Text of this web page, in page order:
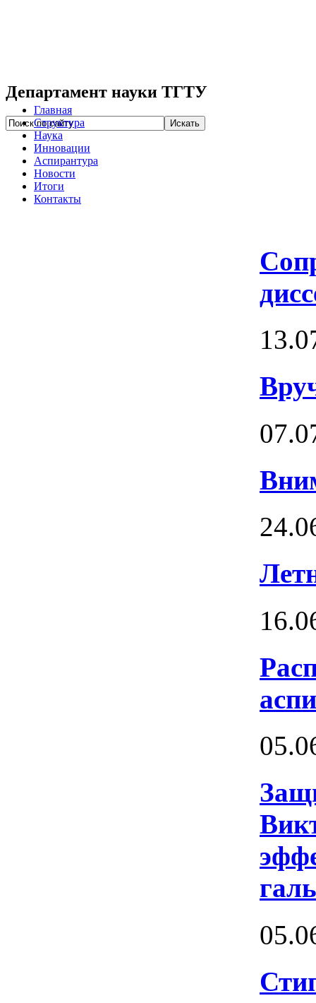
Департамент науки ТГТУ
Главная
Структура
Наука
Инновации
Аспирантура
Новости
Итоги
Контакты